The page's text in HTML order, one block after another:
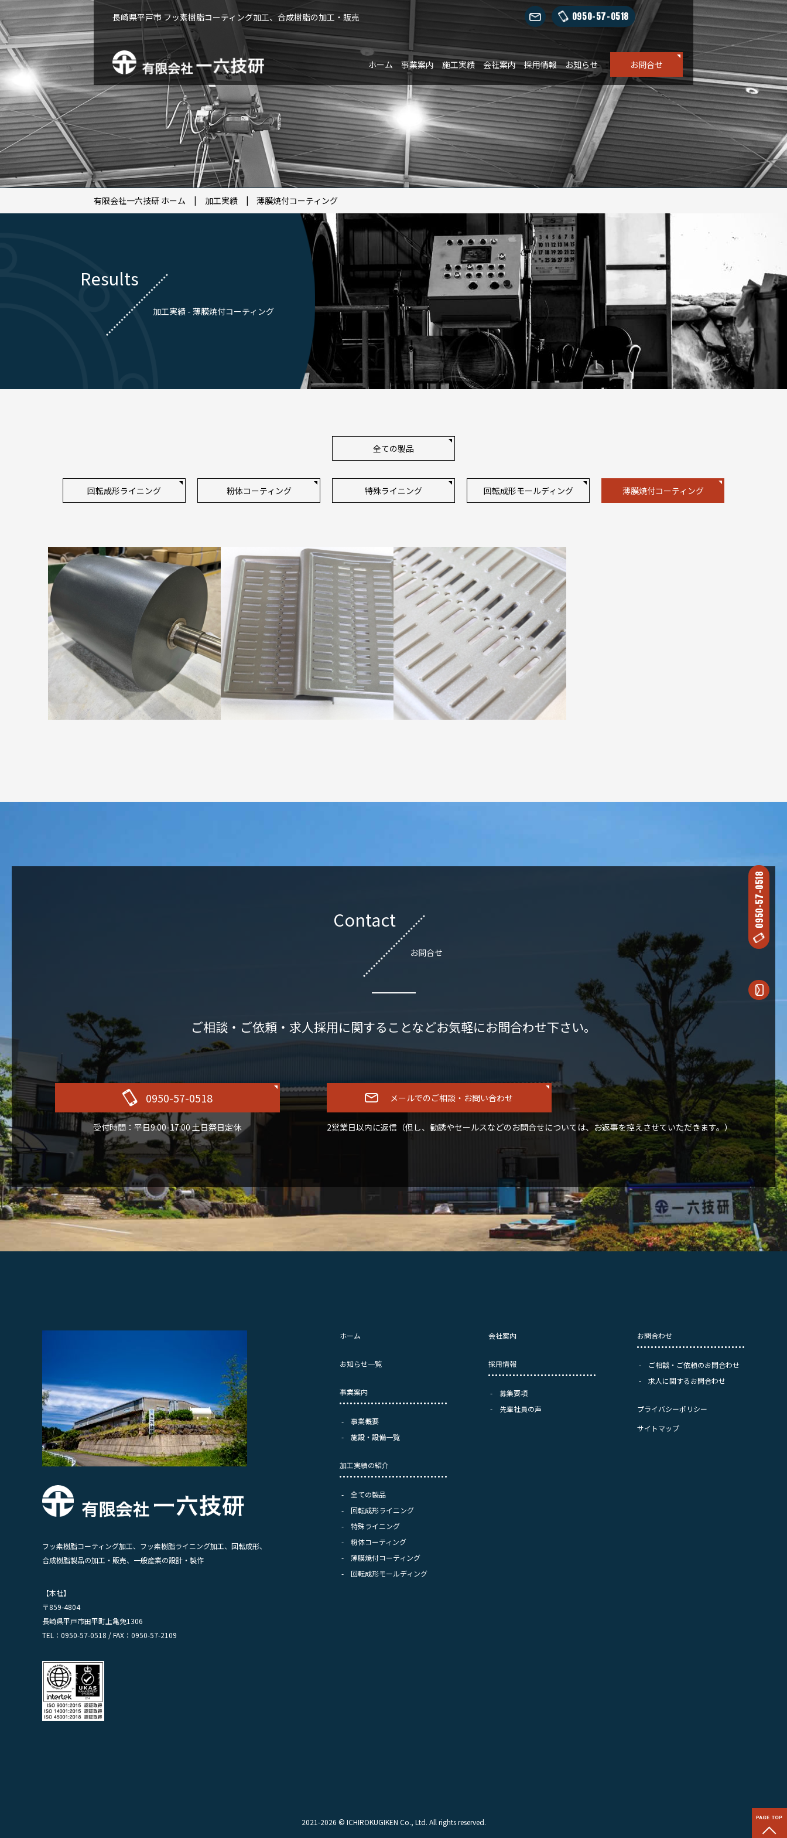
0950-57-0518
0950-57-0518
長崎県平戸市 フッ素樹脂コーティング加工、合成樹脂の加工・販売
ホーム 事業案内 施工実績 会社案内 採用情報 お知らせ お問合せ
有限会社一六技研 ホーム 加工実績 薄膜焼付コーティング
Results
加工実績 - 薄膜焼付コーティング
全ての製品
回転成形ライニング 粉体コーティング 特殊ライニング 回転成形モールディング 薄膜焼付コーティング
Contact
お問合せ
ご相談・ご依頼・求人採用に関することなどお気軽にお問合わせ下さい。
0950-57-0518
受付時間：平日9:00-17:00 土日祭日定休
メールでのご相談・お問い合わせ
2営業日以内に返信（但し、勧誘やセールスなどのお問合せについては、お返事を控えさせていただきます。）
フッ素樹脂コーティング加工、フッ素樹脂ライニング加工、回転成形、
合成樹脂製品の加工・販売、一般産業の設計・製作
【本社】
〒859-4804
長崎県平戸市田平町上亀免1306
TEL：0950-57-0518 / FAX：0950-57-2109
ホーム
お知らせ一覧
事業案内
事業概要
施設・設備一覧
加工実績の紹介
全ての製品
回転成形ライニング
特殊ライニング
粉体コーティング
薄膜焼付コーティング
回転成形モールディング
会社案内
採用情報
募集要項
先輩社員の声
お問合わせ
ご相談・ご依頼のお問合わせ
求人に関するお問合わせ
プライバシーポリシー
サイトマップ
2021-2026 © ICHIROKUGIKEN Co., Ltd. All rights reserved.